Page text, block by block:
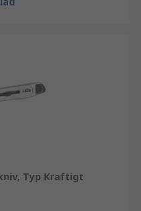
Typ Kraftigt